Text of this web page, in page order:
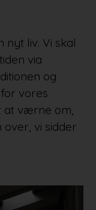
nyt liv. Vi skal
via
og
vores
at værne om,
over, vi sidder